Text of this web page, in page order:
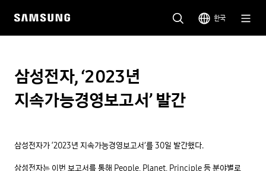
한국
삼성전자, ‘2023년
지속가능경영보고서’ 발간
삼성전자가 ‘2023년 지속가능경영보고서’를 30일 발간했다.
삼성전자는 이번 보고서를 통해 People, Planet, Principle 등 분야별로